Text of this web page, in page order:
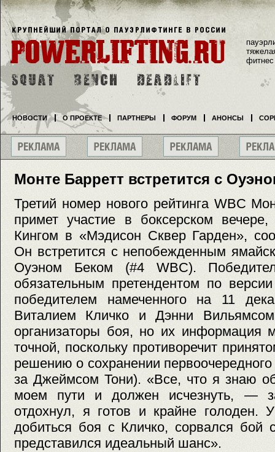
Монте Барретт встретится с
Третий номер нового рейтинга WBC
примет участие в боксерском
Кингом в «Мэдисон Сквер Гарден»,
Он встретится с непобежденным
Оуэном Беком (#4 WBC).
обязательным претендентом по
победителем намеченного на 11
Виталием Кличко и Дэнни
организаторы боя, но их информация
точной, поскольку противоречит
решению о сохранении
за Джеймсом Тони). «Все, что я знаю
моем пути и должен исчезнуть, —
отдохнул, я готов и крайне голоден.
добиться боя с Кличко, сорвался бой
представился идеальный шанс».
фитнес
НОВОСТИ О ПРОЕКТЕ ПАРТНЕРЫ ФОРУМ АНОНСЫ